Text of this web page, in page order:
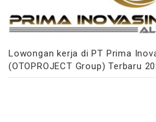
Lowongan kerja di PT Prima
(OTOPROJECT Group) Terbaru